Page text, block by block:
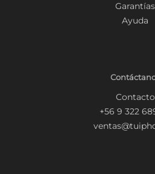
Garantías
Ayuda
Contacto
+56 9 322